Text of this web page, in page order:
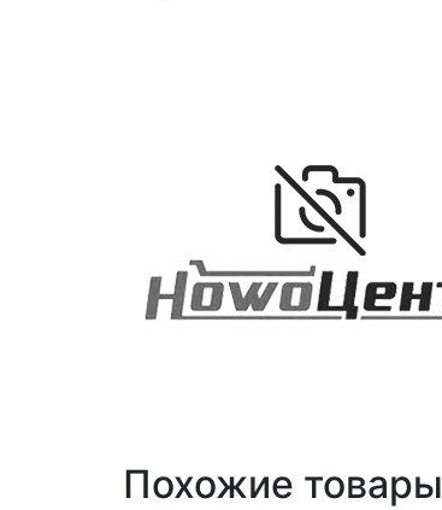
Похожие товары